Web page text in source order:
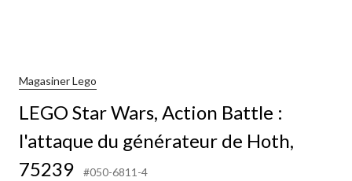
Magasiner Lego
LEGO Star Wars, Action Battle :
l'attaque du générateur de Hoth,
75239
#050-6811-4